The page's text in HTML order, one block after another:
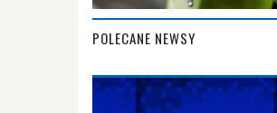
POLECANE NEWSY